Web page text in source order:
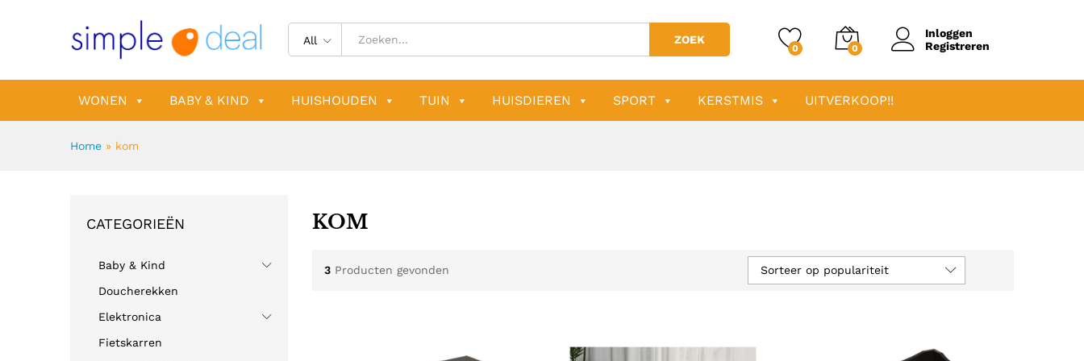
All ZOEK
0 0
Inloggen
Registreren
WONEN BABY & KIND HUISHOUDEN TUIN HUISDIEREN SPORT KERSTMIS UITVERKOOP!!
Home » kom
KOM
3 Producten gevonden Sorteer op populariteit
CATEGORIEËN
Baby & Kind
Doucherekken
Elektronica
Fietskarren